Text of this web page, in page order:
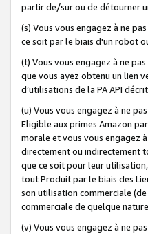
partir de/sur ou de détourner
(s) Vous vous engagez à ne
ce soit par le biais d'un robot
(t) Vous vous engagez à ne
que vous ayez obtenu un lien
d’utilisations de la PA API
(u) Vous vous engagez à ne
Eligible aux primes Amazon
morale et vous vous engagez
directement ou indirectement
que ce soit pour leur
tout Produit par le biais des
son utilisation commerciale
commerciale de quelque
(v) Vous vous engagez à ne